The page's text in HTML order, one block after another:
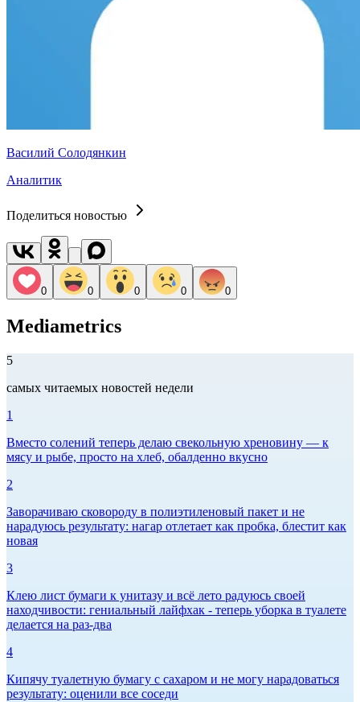
Василий Солодянкин
Аналитик
Поделиться новостью
0 0 0 0 0
Mediametrics
5
самых читаемых новостей недели
1
Вместо солений теперь делаю свекольную хреновину — к
мясу и рыбе, просто на хлеб, обалденно вкусно
2
Заворачиваю сковороду в полиэтиленовый пакет и не
нарадуюсь результату: нагар отлетает как пробка, блестит как
новая
3
Клею лист бумаги к унитазу и всё лето радуюсь своей
находчивости: гениальный лайфхак - теперь уборка в туалете
делается на раз-два
4
Кипячу туалетную бумагу с сахаром и не могу нарадоваться
результату: оценили все соседи